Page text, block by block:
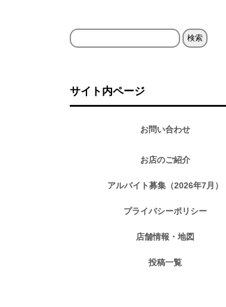
検
サイト内ページ
お問い合わせ
お店のご紹介
アルバイト募集（2026年7月）
プライバシーポリシー
店舗情報・地図
投稿一覧